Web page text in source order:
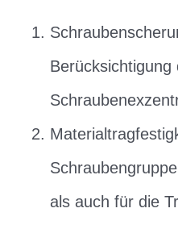
Berücksichtigung
als auch für die